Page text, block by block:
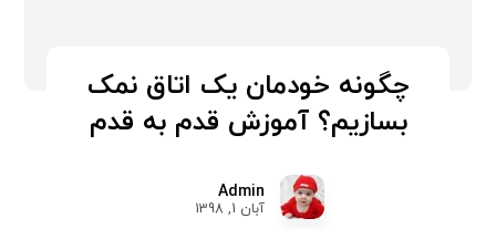
چگونه خودمان یک اتاق نمک
بسازیم؟ آموزش قدم به قدم
Admin
آبان 1, 1398